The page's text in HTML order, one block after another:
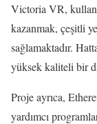
Victoria VR,
kazanmak, çeşitli
sağlamaktadır.
yüksek kaliteli bir
Proje ayrıca,
yardımcı